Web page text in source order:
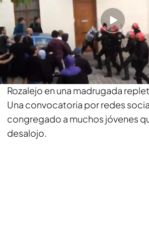
Compartir
Policía Foral y Policía Nacional
judicial de desalojar el Palacio
Rozalejo en una madrugada
Una convocatoria por redes
congregado a muchos jóvenes
desalojo.